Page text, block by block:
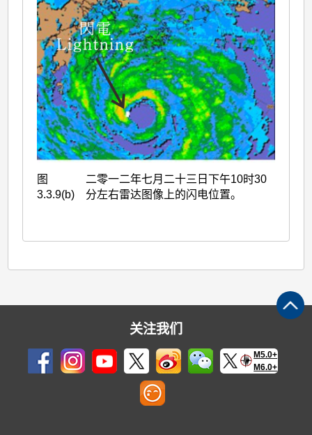
图
3.3.9(b)
二零一二年七月二十三日下午10时30
分左右雷达图像上的闪电位置。
关注我们
M5.0+
M6.0+